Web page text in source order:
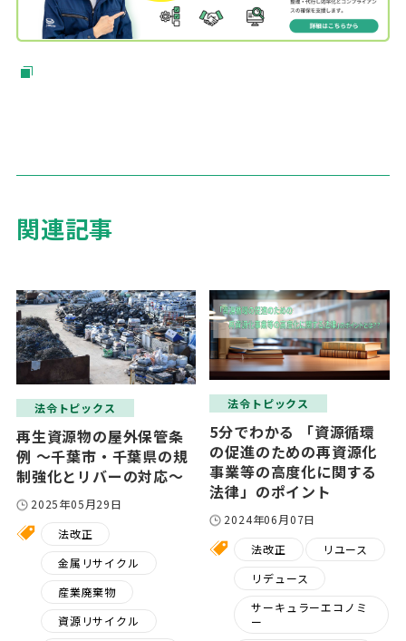
関連記事
法令トピックス
再生資源物の屋外保管条
例 ～千葉市・千葉県の規
制強化とリバーの対応～
2025年05月29日
法改正
金属リサイクル
産業廃棄物
資源リサイクル
法令トピックス
5分でわかる 「資源循環
の促進のための再資源化
事業等の高度化に関する
法律」のポイント
2024年06月07日
法改正
リユース
リデュース
サーキュラーエコノミ
ー